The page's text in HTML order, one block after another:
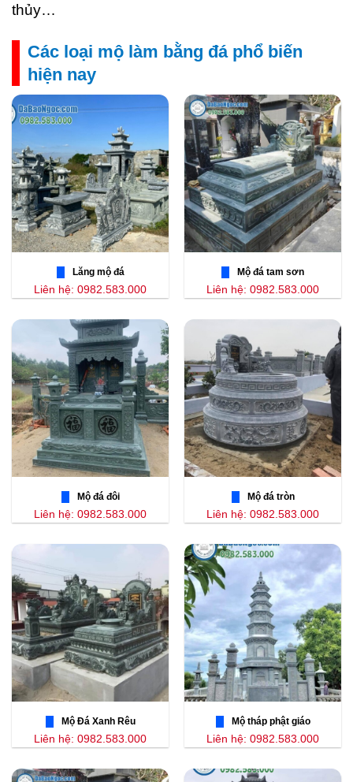
thủy…
Các loại mộ làm bằng đá phổ biến
hiện nay
Lăng mộ đá
Liên hệ: 0982.583.000
Mộ đá tam sơn
Liên hệ: 0982.583.000
Mộ đá đôi
Liên hệ: 0982.583.000
Mộ đá tròn
Liên hệ: 0982.583.000
Mộ Đá Xanh Rêu
Liên hệ: 0982.583.000
Mộ tháp phật giáo
Liên hệ: 0982.583.000